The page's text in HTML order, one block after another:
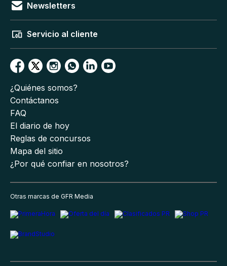
Newsletters
Servicio al cliente
¿Quiénes somos?
Contáctanos
FAQ
El diario de hoy
Reglas de concursos
Mapa del sitio
¿Por qué confiar en nosotros?
Otras marcas de GFR Media